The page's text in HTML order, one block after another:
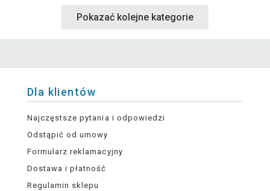
Pokazać kolejne kategorie
Dla klientów
Najczęstsze pytania i odpowiedzi
Odstąpić od umowy
Formularz reklamacyjny
Dostawa i płatność
Regulamin sklepu